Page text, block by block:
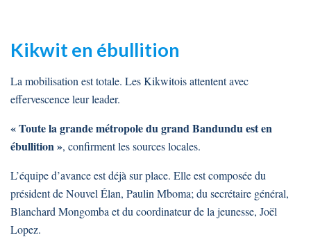
Kikwit en ébullition
La mobilisation est totale. Les Kikwitois attentent avec
effervescence leur leader.
« Toute la grande métropole du grand Bandundu est en
ébullition », confirment les sources locales.
L’équipe d’avance est déjà sur place. Elle est composée du
président de Nouvel Élan, Paulin Mboma; du secrétaire général,
Blanchard Mongomba et du coordinateur de la jeunesse, Joël
Lopez.